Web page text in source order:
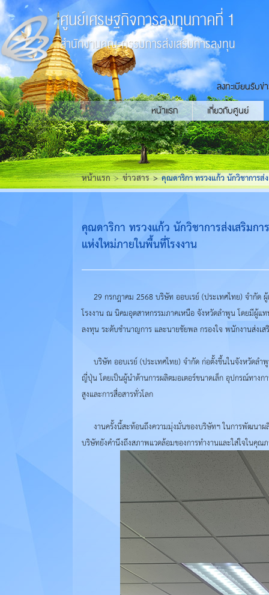
ศูนย์เศรษฐกิจการลงทุนภาคที่ 1
สำนักงานคณะกรรมการส่งเสริมการลงทุน
ลงทะเบียนรับข่
หน้าแรก
เกี่ยวกับศูนย์
หน้าแรก ข่าวสาร คุณดาริกา ทรวงแก้ว นักวิชาการส่
คุณดาริกา ทรวงแก้ว นักวิชาการส่งเสริมก
แห่งใหม่ภายในพื้นที่โรงงาน
29 กรกฎาคม 2568 บริษัท ออบเรย์ (ประเทศไทย) จำกัด
โรงงาน ณ นิคมอุตสาหกรรมภาคเหนือ จังหวัดลำพูน โดยมีผู้แท
ลงทุน ระดับชำนาญการ และนายชัยพล กรองใจ พนักงานส่งเ
บริษัท ออบเรย์ (ประเทศไทย) จำกัด ก่อตั้งขึ้นในจังหวัดลำ
ญี่ปุ่น โดยเป็นผู้นำด้านการผลิตมอเตอร์ขนาดเล็ก อุปกรณ์ทาง
สูงและการสื่อสารทั่วโลก
งานครั้งนี้สะท้อนถึงความมุ่งมั่นของบริษัทฯ ในการพัฒนาผ
บริษัทยังคำนึงถึงสภาพแวดล้อมของการทำงานและใส่ใจในคุณ